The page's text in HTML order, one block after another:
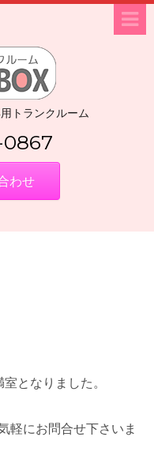
トランクルーム
わせ
となりました。
軽にお問合せ下さいま